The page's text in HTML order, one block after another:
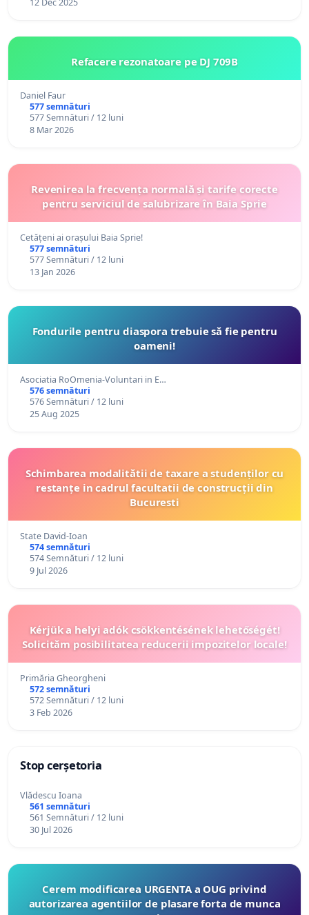
Refacere rezonatoare pe DJ 709B
Daniel Faur
577 semnături
577 Semnături / 12 luni
8 Mar 2026
Revenirea la frecvența normală și tarife corecte
pentru serviciul de salubrizare în Baia Sprie
Cetățeni ai orașului Baia Sprie!
577 semnături
577 Semnături / 12 luni
13 Jan 2026
Fondurile pentru diaspora trebuie să fie pentru
oameni!
Asociatia RoOmenia-Voluntari in E…
576 semnături
576 Semnături / 12 luni
25 Aug 2025
Schimbarea modalitătii de taxare a studenților cu
restanțe in cadrul facultatii de construcții din
Bucuresti
State David-Ioan
574 semnături
574 Semnături / 12 luni
9 Jul 2026
Kérjük a helyi adók csökkentésének lehetőségét!
Solicităm posibilitatea reducerii impozitelor locale!
Primăria Gheorgheni
572 semnături
572 Semnături / 12 luni
3 Feb 2026
Stop cerșetoria
Vlădescu Ioana
561 semnături
561 Semnături / 12 luni
30 Jul 2026
Cerem modificarea URGENTA a OUG privind
autorizarea agentiilor de plasare forta de munca